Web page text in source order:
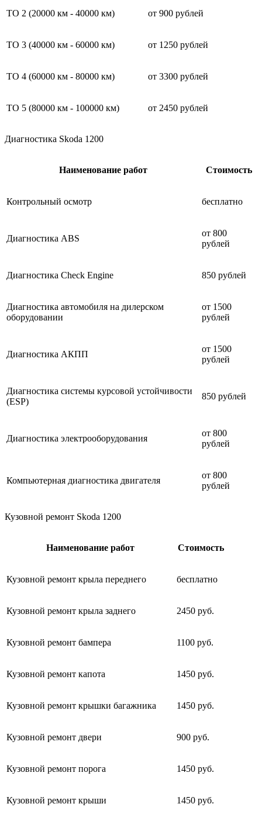
ТО 2 (20000 км - 40000 км) от 900 рублей
ТО 3 (40000 км - 60000 км) от 1250 рублей
ТО 4 (60000 км - 80000 км) от 3300 рублей
ТО 5 (80000 км - 100000 км) от 2450 рублей
Диагностика Skoda 1200
Наименование работ Стоимость
Контрольный осмотр бесплатно
Диагностика ABS
от 800
рублей
Диагностика Check Engine 850 рублей
Диагностика автомобиля на дилерском
оборудовании
от 1500
рублей
Диагностика АКПП
от 1500
рублей
Диагностика системы курсовой устойчивости
(ESP)
850 рублей
Диагностика электрооборудования
от 800
рублей
Компьютерная диагностика двигателя
от 800
рублей
Кузовной ремонт Skoda 1200
Наименование работ Стоимость
Кузовной ремонт крыла переднего бесплатно
Кузовной ремонт крыла заднего 2450 руб.
Кузовной ремонт бампера 1100 руб.
Кузовной ремонт капота 1450 руб.
Кузовной ремонт крышки багажника 1450 руб.
Кузовной ремонт двери 900 руб.
Кузовной ремонт порога 1450 руб.
Кузовной ремонт крыши 1450 руб.